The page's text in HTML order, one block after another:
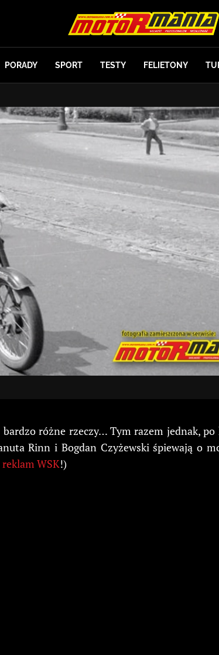
PORADY SPORT TESTY FELIETONY
różne rzeczy… Tym razem jednak,
Rinn i Bogdan Czyżewski śpiewają o
WSK!)